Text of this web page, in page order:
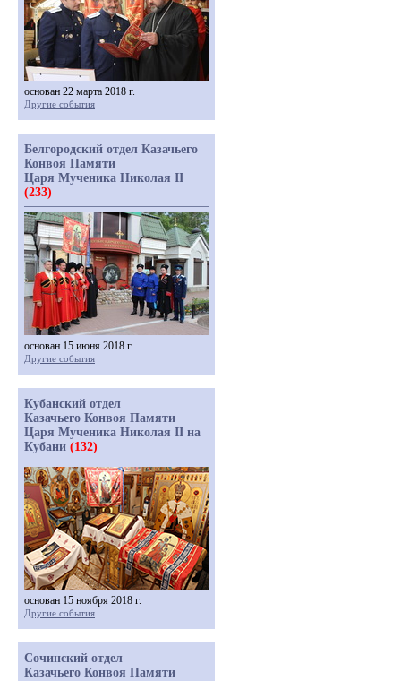
основан 22 марта 2018 г.
Другие события
Белгородский отдел Казачьего
Конвоя Памяти
Царя Мученика Николая II
(233)
основан 15 июня 2018 г.
Другие события
Кубанский отдел
Казачьего Конвоя Памяти
Царя Мученика Николая II на
Кубани (132)
основан 15 ноября 2018 г.
Другие события
Сочинский отдел
Казачьего Конвоя Памяти